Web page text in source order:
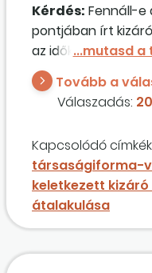
Kérdés: Fennáll-e
pontjában írt
az időközben
ajánlattevő
megelőzően
tisztségviselője
Lehetetlenné
közbeszerzési
Tovább a
Válaszadás:
Kapcsolódó
társaságiforma-
keletkezett kizáró
átalakulása